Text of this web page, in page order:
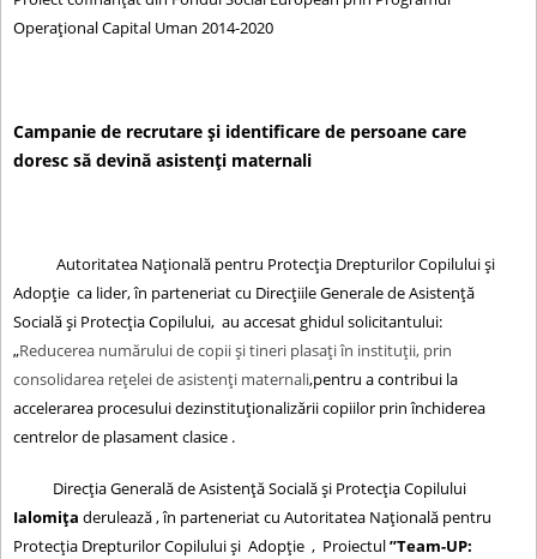
Operațional Capital Uman 2014-2020
Campanie de recrutare și identificare de persoane care
doresc să devină asistenți maternali
Autoritatea Națională pentru Protecția Drepturilor Copilului și
Adopție ca lider, în parteneriat cu Direcțiile Generale de Asistență
Socială și Protecția Copilului, au accesat ghidul solicitantului:
„Reducerea numărului de copii și tineri plasați în instituții, prin
consolidarea rețelei de asistenți maternali,pentru a contribui la
accelerarea procesului dezinstituționalizării copiilor prin închiderea
centrelor de plasament clasice .
Direcţia Generală de Asistenţă Socială şi Protecţia Copilului
Ialomiţa derulează , în parteneriat cu Autoritatea Națională pentru
Protecția Drepturilor Copilului și Adopție , Proiectul”Team-UP: